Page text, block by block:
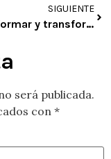
SIGUIENTE
Transformar y transformarse: un laboratorio artístico-pedagógico desde Arteducarte
será publicada.
con *